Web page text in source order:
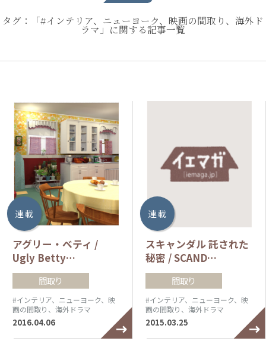
タグ：「#インテリア、ニューヨーク、映画の間取り、海外ド
ラマ」に関する記事一覧
連 載
アグリー・ベティ /
Ugly Betty…
間取り
#インテリア、ニューヨーク、映
画の間取り、海外ドラマ
2016.04.06
連 載
スキャンダル 託された
秘密 / SCAND…
間取り
#インテリア、ニューヨーク、映
画の間取り、海外ドラマ
2015.03.25